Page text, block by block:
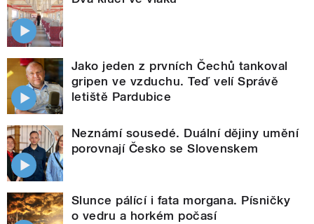
Jako jeden z prvních Čechů tankoval
gripen ve vzduchu. Teď velí Správě
letiště Pardubice
Neznámí sousedé. Duální dějiny umění
porovnají Česko se Slovenskem
Slunce pálící i fata morgana. Písničky
o vedru a horkém počasí